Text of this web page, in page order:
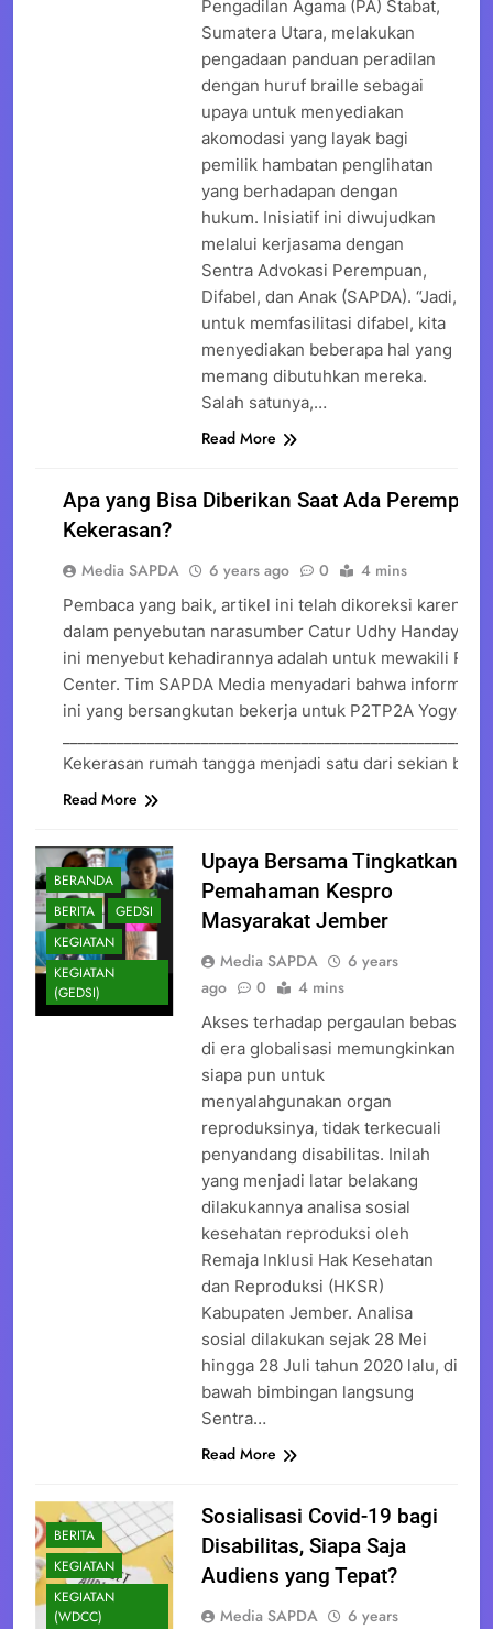
Pengadilan Agama (PA) Stabat,
Sumatera Utara, melakukan
pengadaan panduan peradilan
dengan huruf braille sebagai
upaya untuk menyediakan
akomodasi yang layak bagi
pemilik hambatan penglihatan
yang berhadapan dengan
hukum. Inisiatif ini diwujudkan
melalui kerjasama dengan
Sentra Advokasi Perempuan,
Difabel, dan Anak (SAPDA). “Jadi,
untuk memfasilitasi difabel, kita
menyediakan beberapa hal yang
memang dibutuhkan mereka.
Salah satunya,…
Read More
BERANDA
BERITA
KEGIATAN
(WDCC)
WDCC
Apa yang Bisa Diberikan Saat Ada
Kekerasan?
Media SAPDA 6 years ago 0 4 mins
Pembaca yang baik, artikel ini telah dikoreksi karena
dalam penyebutan narasumber Catur Udhy
ini menyebut kehadirannya adalah untuk mewakili
Center. Tim SAPDA Media menyadari bahwa informasi
ini yang bersangkutan bekerja untuk P2TP2A
Kekerasan rumah tangga menjadi satu dari sekian
Read More
BERANDA
BERITA
GEDSI
KEGIATAN
KEGIATAN
(GEDSI)
Upaya Bersama Tingkatkan
Pemahaman Kespro
Masyarakat Jember
Media SAPDA
6 years
ago
0 4 mins
Akses terhadap pergaulan bebas
di era globalisasi memungkinkan
siapa pun untuk
menyalahgunakan organ
reproduksinya, tidak terkecuali
penyandang disabilitas. Inilah
yang menjadi latar belakang
dilakukannya analisa sosial
kesehatan reproduksi oleh
Remaja Inklusi Hak Kesehatan
dan Reproduksi (HKSR)
Kabupaten Jember. Analisa
sosial dilakukan sejak 28 Mei
hingga 28 Juli tahun 2020 lalu, di
bawah bimbingan langsung
Sentra…
Read More
BERITA
KEGIATAN
KEGIATAN
(WDCC)
Sosialisasi Covid-19 bagi
Disabilitas, Siapa Saja
Audiens yang Tepat?
Media SAPDA
6 years